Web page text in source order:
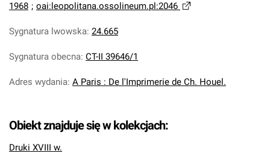
1968 ; oai:leopolitana.ossolineum.pl:2046
Sygnatura lwowska: 24.665
Sygnatura obecna: CT-II 39646/1
Adres wydania: A Paris : De l'Imprimerie de Ch. Houel.
Obiekt znajduje się w kolekcjach:
Druki XVIII w.